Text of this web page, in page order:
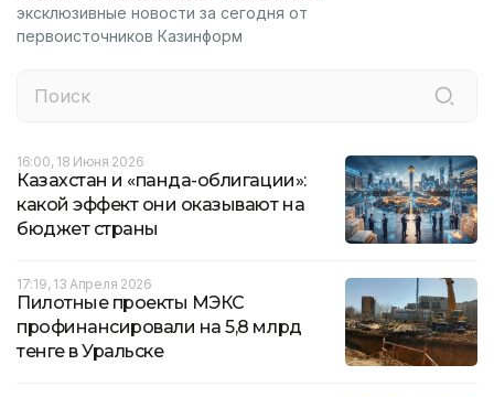
эксклюзивные новости за сегодня от
первоисточников Казинформ
16:00, 18 Июня 2026
Казахстан и «панда-облигации»:
какой эффект они оказывают на
бюджет страны
17:19, 13 Апреля 2026
Пилотные проекты МЭКС
профинансировали на 5,8 млрд
тенге в Уральске